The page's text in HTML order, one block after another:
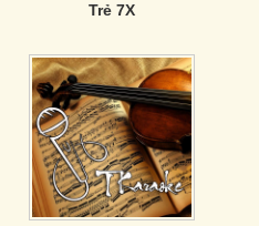
Trẻ 7X